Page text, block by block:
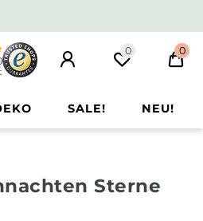
0 0
SALE! NEU!
Sterne